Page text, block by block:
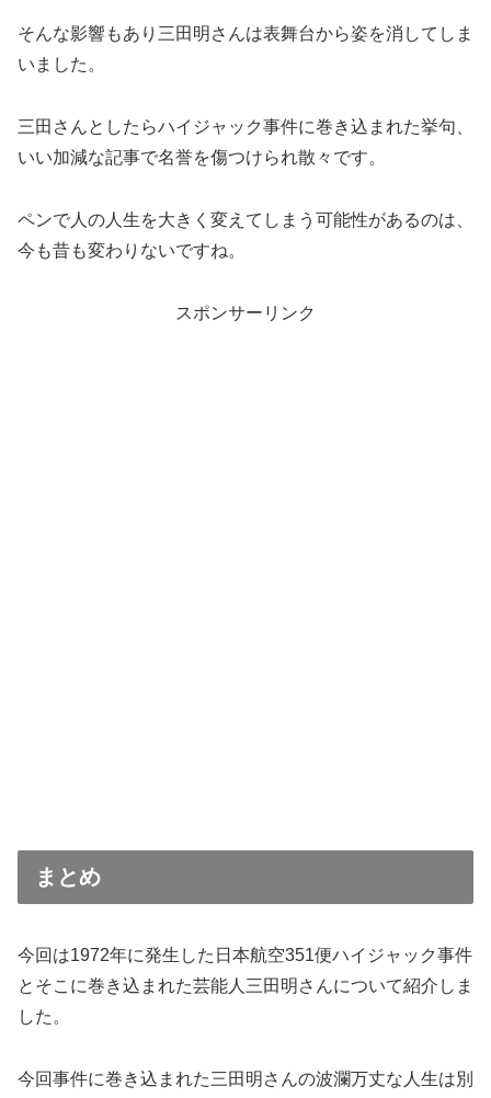
そんな影響もあり三田明さんは表舞台から姿を消してしま
いました。
三田さんとしたらハイジャック事件に巻き込まれた挙句、
いい加減な記事で名誉を傷つけられ散々です。
ペンで人の人生を大きく変えてしまう可能性があるのは、
今も昔も変わりないですね。
スポンサーリンク
まとめ
今回は1972年に発生した日本航空351便ハイジャック事件
とそこに巻き込まれた芸能人三田明さんについて紹介しま
した。
今回事件に巻き込まれた三田明さんの波瀾万丈な人生は別